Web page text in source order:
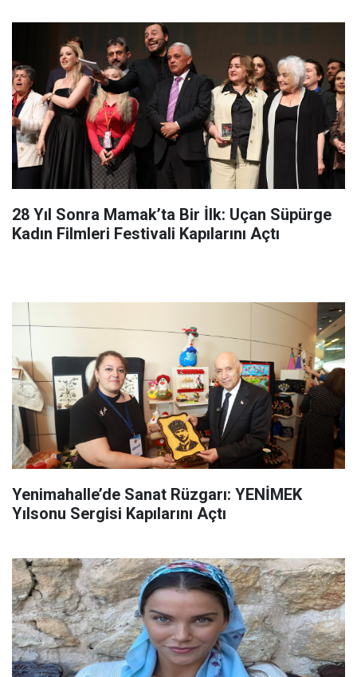
28 Yıl Sonra Mamak’ta Bir İlk: Uçan Süpürge
Kadın Filmleri Festivali Kapılarını Açtı
Yenimahalle’de Sanat Rüzgarı: YENİMEK
Yılsonu Sergisi Kapılarını Açtı